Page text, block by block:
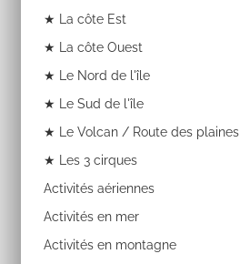
★ La côte Est
★ La côte Ouest
★ Le Nord de l'île
★ Le Sud de l'île
★ Le Volcan / Route des plaines
★ Les 3 cirques
Activités aériennes
Activités en mer
Activités en montagne